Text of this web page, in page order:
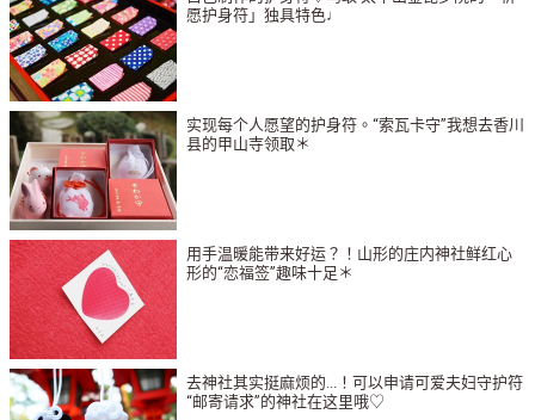
愿护身符」独具特色♩
实现每个人愿望的护身符。“索瓦卡守”我想去香川
县的甲山寺领取＊
用手温暖能带来好运？！山形的庄内神社鲜红心
形的“恋福签”趣味十足＊
去神社其实挺麻烦的...！可以申请可爱夫妇守护符
“邮寄请求”的神社在这里哦♡